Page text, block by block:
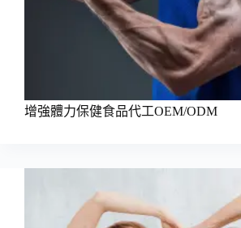
增強體力保健食品代工OEM/ODM